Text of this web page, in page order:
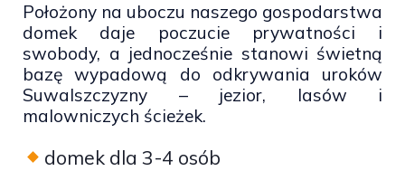
Położony na uboczu naszego gospodarstwa
domek daje poczucie prywatności i
swobody, a jednocześnie stanowi świetną
bazę wypadową do odkrywania uroków
Suwalszczyzny – jezior, lasów i
malowniczych ścieżek.
domek dla 3-4 osób